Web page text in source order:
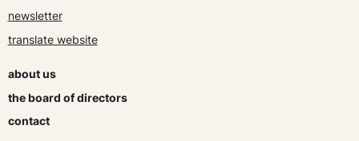
newsletter
translate website
about us
the board of directors
contact